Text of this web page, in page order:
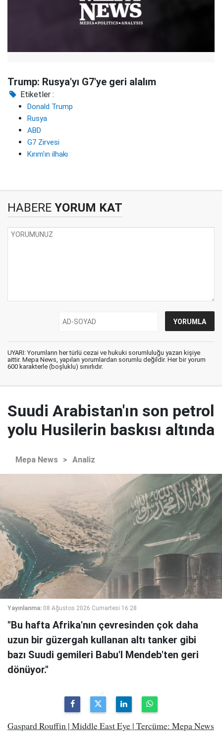
Trump: Rusya'yı G7'ye geri alalım
Etiketler :
Donald Trump
Rusya
ABD
G7 Zirvesi
Kırım'ın ilhakı
HABERE YORUM KAT
UYARI: Yorumların her türlü cezai ve hukuki sorumluluğu yazan kişiye
aittir. Mepa News, yapılan yorumlardan sorumlu değildir. Her bir yorum
600 karakterle (boşluklu) sınırlıdır.
Suudi Arabistan'ın son petrol
yolu Husilerin baskısı altında
Mepa News > Analiz
Yayınlanma: 08 Ağustos 2026 Cumartesi 16:28
"Bu hafta Afrika'nın çevresinden çok daha
uzun bir güzergah kullanan altı tanker gibi
bazı Suudi gemileri Babu'l Mendeb'ten geri
dönüyor."
Gaspard Rouffin | Middle East Eye | Tercüme: Mepa News